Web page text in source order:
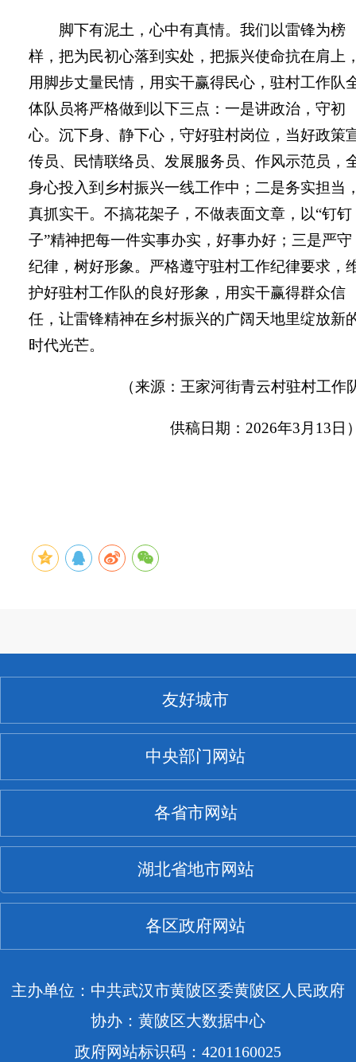
脚下有泥土，心中有真情。我们以雷锋为榜
样，把为民初心落到实处，把振兴使命抗在肩上
用脚步丈量民情，用实干赢得民心，驻村工作队
体队员将严格做到以下三点：一是讲政治，守初
心。沉下身、静下心，守好驻村岗位，当好政策
传员、民情联络员、发展服务员、作风示范员 ，
身心投入到乡村振兴一线工作中 ； 二是务实担当
真抓实干。不搞花架子，不做表面文章，以“钉钉
子”精神把每一件实事办实，好事办好； 三是严守
纪律，树好形象。严格遵守驻村工作纪律要求，
护好驻村工作队的良好形象，用实干赢得群众信
任， 让雷锋精神在乡村振兴的广阔天地里绽放新
时代光芒。
（来源：王家河街青云村驻村工作
供稿日期： 2026年3月 13 日
友好城市
中央部门网站
各省市网站
湖北省地市网站
各区政府网站
主办单位：中共武汉市黄陂区委黄陂区人民政府
协办：黄陂区大数据中心
政府网站标识码：4201160025